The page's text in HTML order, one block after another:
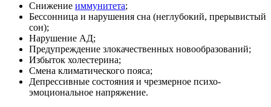
Снижение иммунитета;
Бессонница и нарушения сна (неглубокий, прерывистый
сон);
Нарушение АД;
Предупреждение злокачественных новообразований;
Избыток холестерина;
Смена климатического пояса;
Депрессивные состояния и чрезмерное психо-
эмоциональное напряжение.